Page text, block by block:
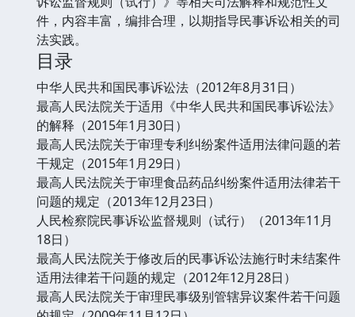
件，内容丰富，编排合理，以期指导民事诉讼相关的司
法实践。
目录
中华人民共和国民事诉讼法（2012年8月31日）
最高人民法院关于适用《中华人民共和国民事诉讼法》
的解释（2015年1月30日）
最高人民法院关于审理专利纠纷案件适用法律问题的若
干规定（2015年1月29日）
最高人民法院关于审理食品药品纠纷案件适用法律若干
问题的规定（2013年12月23日）
人民检察院民事诉讼监督规则（试行）（2013年11月
18日）
最高人民法院关于修改后的民事诉讼法施行时未结案件
适用法律若干问题的规定（2012年12月28日）
最高人民法院关于审理民事级别管辖异议案件若干问题